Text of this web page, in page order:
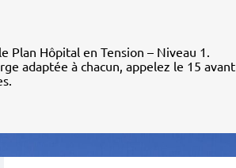
Plan Hôpital en Tension – Niveau 1.
adaptée à chacun, appelez le 15 avant